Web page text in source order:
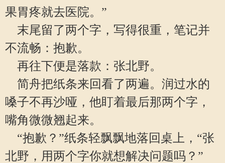
果胃疼就去医院。”
末尾留了两个字，写得很重，笔记并
不流畅：抱歉。
再往下便是落款：张北野。
简舟把纸条来回看了两遍。润过水的
嗓子不再沙哑，他盯着最后那两个字，
嘴角微微翘起来。
“抱歉？”纸条轻飘飘地落回桌上，“张
北野，用两个字你就想解决问题吗？”